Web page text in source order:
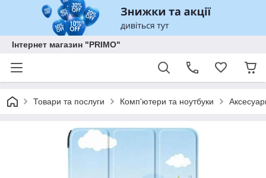
Інтернет магазин "PRIMO"
Товари та послуги Комп'ютери та ноутбуки